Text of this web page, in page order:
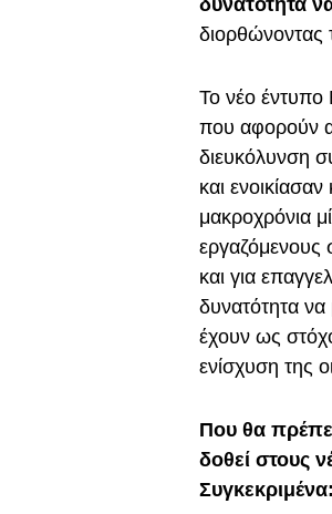
δυνατότητα
διορθώνοντας
Το νέο έντυπο
που αφορούν
διευκόλυνση
και
μακροχρόνια
εργαζόμενους
και για
δυνατότητα
έχουν ως
ενίσχυση της
Που θα
δοθεί στους
Συγκεκριμένα: